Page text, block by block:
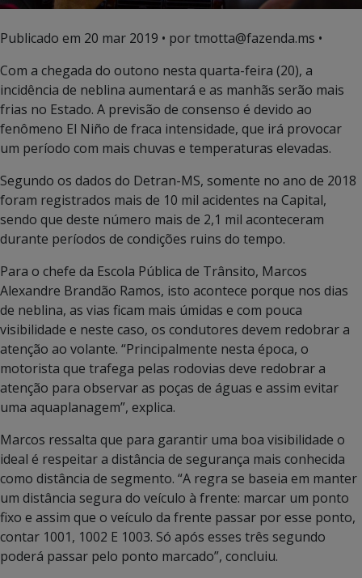
Publicado em 20 mar 2019 • por tmotta@fazenda.ms •
Com a chegada do outono nesta quarta-feira (20), a
incidência de neblina aumentará e as manhãs serão mais
frias no Estado. A previsão de consenso é devido ao
fenômeno El Niño de fraca intensidade, que irá provocar
um período com mais chuvas e temperaturas elevadas.
Segundo os dados do Detran-MS, somente no ano de 2018
foram registrados mais de 10 mil acidentes na Capital,
sendo que deste número mais de 2,1 mil aconteceram
durante períodos de condições ruins do tempo.
Para o chefe da Escola Pública de Trânsito, Marcos
Alexandre Brandão Ramos, isto acontece porque nos dias
de neblina, as vias ficam mais úmidas e com pouca
visibilidade e neste caso, os condutores devem redobrar a
atenção ao volante. “Principalmente nesta época, o
motorista que trafega pelas rodovias deve redobrar a
atenção para observar as poças de águas e assim evitar
uma aquaplanagem”, explica.
Marcos ressalta que para garantir uma boa visibilidade o
ideal é respeitar a distância de segurança mais conhecida
como distância de segmento. “A regra se baseia em manter
um distância segura do veículo à frente: marcar um ponto
fixo e assim que o veículo da frente passar por esse ponto,
contar 1001, 1002 E 1003. Só após esses três segundo
poderá passar pelo ponto marcado”, concluiu.